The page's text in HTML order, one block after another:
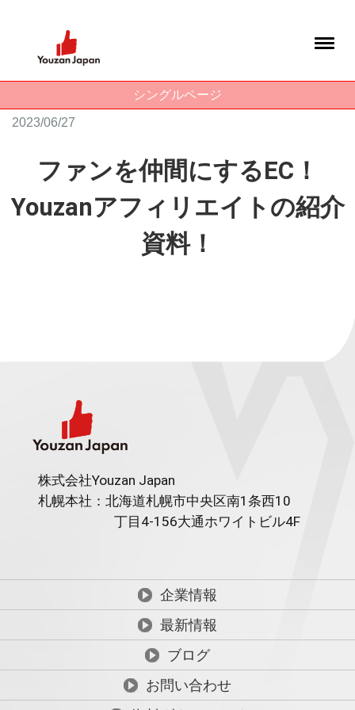
シングルページ
2023/06/27
ファンを仲間にするEC！
Youzanアフィリエイトの紹介
資料！
株式会社Youzan Japan
札幌本社：北海道札幌市中央区南1条西10
丁目4-156大通ホワイトビル4F
企業情報
最新情報
ブログ
お問い合わせ